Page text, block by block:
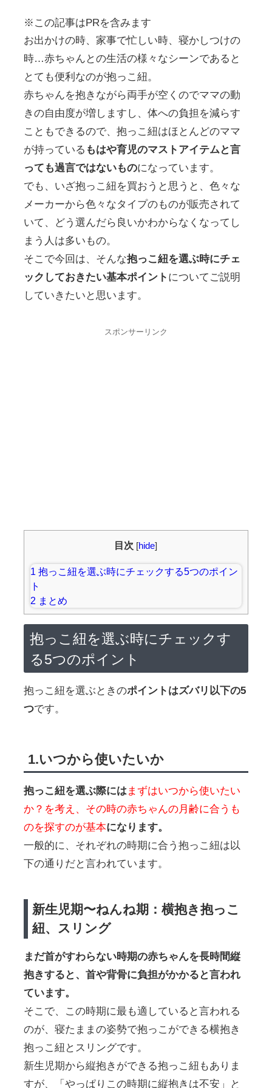
※この記事はPRを含みます
お出かけの時、家事で忙しい時、寝かしつけの
時…赤ちゃんとの生活の様々なシーンであると
とても便利なのが抱っこ紐。
赤ちゃんを抱きながら両手が空くのでママの動
きの自由度が増しますし、体への負担を減らす
こともできるので、抱っこ紐はほとんどのママ
が持っている もはや育児のマストアイテムと言
っても過言ではないものになっています。
でも、いざ抱っこ紐を買おうと思うと、色々な
メーカーから色々なタイプのものが販売されて
いて、どう選んだら良いかわからなくなってし
まう人は多いもの。
そこで今回は、そんな抱っこ紐を選ぶ時にチェ
ックしておきたい基本ポイント についてご説明
していきたいと思います。
スポンサーリンク
目次 [hide]
1 抱っこ紐を選ぶ時にチェックする5つのポイン
ト
2 まとめ
抱っこ紐を選ぶ時にチェックす
る5つのポイント
抱っこ紐を選ぶときのポイントはズバリ以下の5
つです。
1.いつから使いたいか
抱っこ紐を選ぶ際にはまずはいつから使いたい
か？を考え、その時の赤ちゃんの月齢に合うも
のを探すのが基本になります。
一般的に、それぞれの時期に合う抱っこ紐は以
下の通りだと言われています。
新生児期〜ねんね期：横抱き抱っこ
紐、スリング
まだ首がすわらない時期の赤ちゃんを長時間縦
抱きすると、首や背骨に負担がかかると言われ
ています。
そこで、この時期に最も適していると言われる
のが、寝たままの姿勢で抱っこができる横抱き
抱っこ紐とスリングです。
新生児期から縦抱きができる抱っこ紐もありま
すが、「やっぱりこの時期に縦抱きは不安」と